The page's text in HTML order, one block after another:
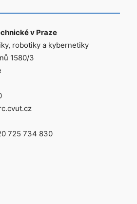
v Praze
robotiky a kybernetiky
1580/3
725 734 830